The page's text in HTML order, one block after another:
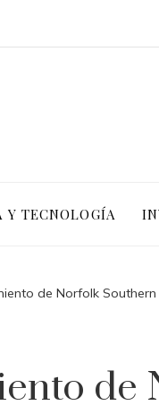
Y TECNOLOGÍA
de Norfolk
de